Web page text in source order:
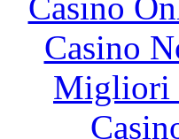
Casino
Migliori